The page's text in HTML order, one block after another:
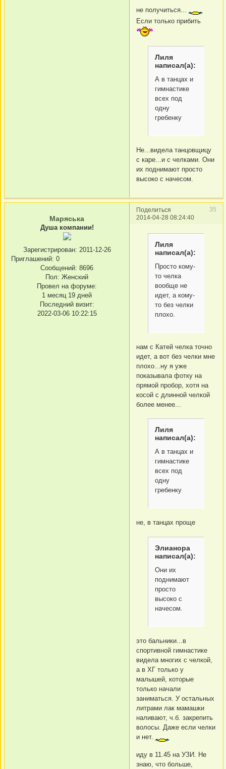
не получиться...
Если только прибить
Лиля
написал(а):
А в танцах и
гимнастике
всех под
одну
гребенку
Не...видела танцовщицу
с каре...и с челками. Они
их поднимают просто
высоко с начесом.
Поделиться
35
2014-04-28 08:24:40
Маряська
Душа компании!
Зарегистрирован: 2011-12-26
Приглашений: 0
Сообщений: 8696
Пол: Женский
Провел на форуме:
1 месяц 19 дней
Последний визит:
2022-03-06 10:22:15
Лиля
написал(а):
Просто кому-
то челка
вообще не
идет, а кому-
то без челки
плохо.
нам с Катей челка точно
идет, а вот без челки мне
плохо...ну я уже
показывала фотку на
прямой пробор, хотя на
косой с длинной челкой
более менее...
Лиля
написал(а):
А в танцах и
гимнастике
всех под
одну
гребенку
не, в танцах проще
Элианора
написал(а):
Они их
поднимают
просто
высоко с
начесом.
это бальники...в
спортивной гимнастике
видела многих с челкой,
а в ХГ только у
малышей, которые
только начали
заниматься. У остальных
литрами лак мамашки
наливают, ч.б. закрепить
волосы. Даже если челки
и нет.
иду в 11.45 на УЗИ. Не
знаю, что больше,